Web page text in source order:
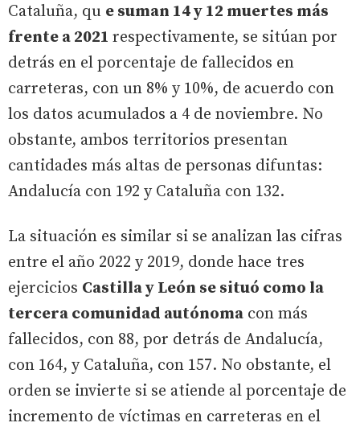
Cataluña, qu e suman 14 y 12 muertes más
frente a 2021 respectivamente, se sitúan por
detrás en el porcentaje de fallecidos en
carreteras, con un 8% y 10%, de acuerdo con
los datos acumulados a 4 de noviembre. No
obstante, ambos territorios presentan
cantidades más altas de personas difuntas:
Andalucía con 192 y Cataluña con 132.
La situación es similar si se analizan las cifras
entre el año 2022 y 2019, donde hace tres
ejercicios Castilla y León se situó como la
tercera comunidad autónoma con más
fallecidos, con 88, por detrás de Andalucía,
con 164, y Cataluña, con 157. No obstante, el
orden se invierte si se atiende al porcentaje de
incremento de víctimas en carreteras en el